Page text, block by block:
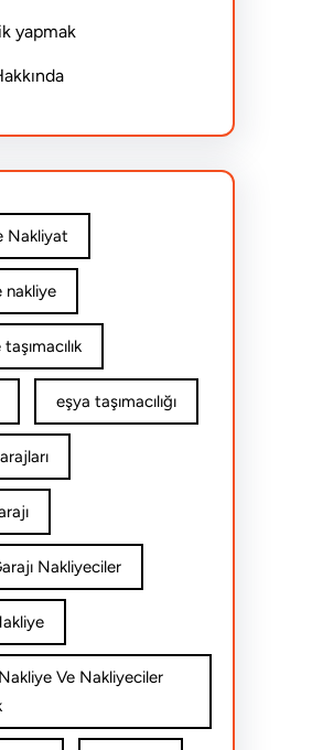
yapmak
Nakliyat
nakliye
eşya taşımacılığı
Nakliyeciler
Ve Nakliyeciler